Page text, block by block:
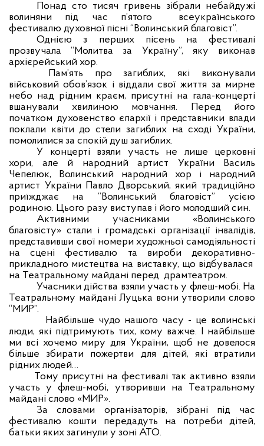
Понад сто тисяч гривень зібрали небайдужі
волиняни під час п’ятого
всеукраїнського
фестивалю духовної пісні “Волинський благовіст”.
Однією з перших пісень на фестивалі
прозвучала “Молитва за Україну”, яку виконав
архієрейський хор.
Пам’ять про загиблих, які виконували
військовий обов’язок і віддали свої життя за мирне
небо над рідним краєм, присутні на гала-концерті
вшанували хвилиною мовчання. Перед його
початком духовенство єпархії і представники влади
поклали квіти до стели загиблих на сході України,
помолилися за спокій душ загиблих.
У концерті взяли участь не лише церковні
хори, але й народний артист України Василь
Чепелюк, Волинський народний хор і народний
артист України Павло Дворський, який традиційно
приїжджає на “Волинський благовіст” усією
родиною. Цього разу виступав і його молодший син.
Активними учасниками «Волинського
благовісту» стали і громадські організації інвалідів,
представивши свої номери художньої самодіяльності
на сцені фестивалю та вироби декоративно-
прикладного мистецтва на виставку, що відбувалася
на Театральному майдані перед драмтеатром.
Учасники дійства взяли участь у флеш-мобі. На
Театральному майдані Луцька вони утворили слово
“МИР”.
Найбільше чудо нашого часу - це волинські
люди, які підтримують тих, кому важче. І найбільше
ми всі хочемо миру для України, щоб не довелося
більше збирати пожертви для дітей, які втратили
рідних людей…
Тому присутні на фестивалі так активно взяли
участь у флеш-мобі, утворивши на Театральному
майдані слово «МИР».
За словами організаторів, зібрані під час
фестивалю кошти передадуть на потреби дітей,
батьки яких загинули у зоні АТО.